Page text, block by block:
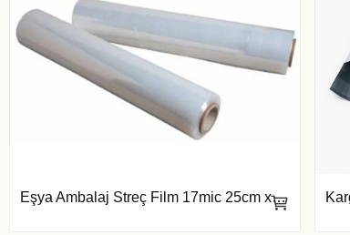
Eşya Ambalaj Streç Film 17mic 25cm x 300mt